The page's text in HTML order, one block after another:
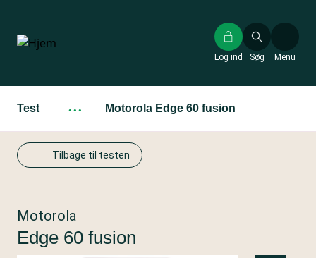
hovedindhold
Søg
Log ind Menu
Test ··· Motorola Edge 60 fusion
Tilbage til testen
Motorola
Edge 60 fusion